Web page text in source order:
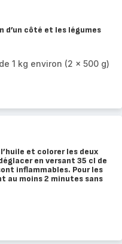
d’un côté et les légumes
1 kg environ (2 x 500 g)
et colorer les deux
en versant 35 cl de
inflammables. Pour les
au moins 2 minutes sans